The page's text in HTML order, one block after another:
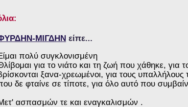
ΜΙΓΔΗΝείπε...
πολύ συγκλονισμένη
για το νιάτο και τη ζωή που χάθηκε,
ξανα-χρεωμένοι, για τους
δε φταίνε σε τίποτε, για όλο αυτό που
ασπασμών τε και εναγκαλισμών .